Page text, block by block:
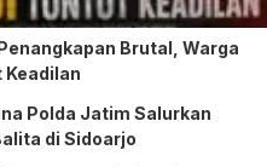
Brutal, Warga
Keadilan
Polda Jatim Salurkan
di Sidoarjo